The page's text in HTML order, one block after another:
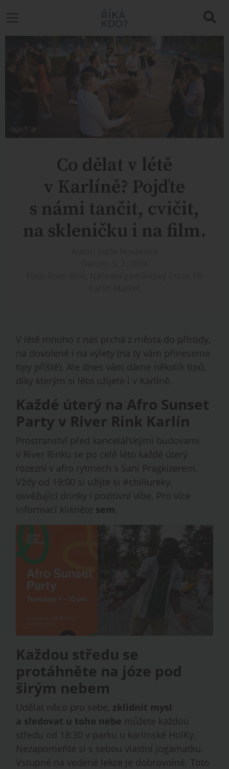
Co dělat v létě
v Karlíně? Pojďte
s námi tančit, cvičit,
na skleničku i na film.
V létě mnoho z nás prchá z města do přírody,
na dovolené i na výlety (na ty vám přineseme
tipy příště). Ale dnes vám dáme několik tipů,
díky kterým si léto užijete i v Karlíně.
Každé úterý na Afro Sunset
Party v River Rink Karlín
Prostranství před kancelářskými budovami
v River Rinku se po celé léto každé úterý
rozezní v afro rytmech s Sani Pragkizerem.
Vždy od 19:00 si užijte si #chillureky,
osvěžující drinky i pozitivní vibe. Pro více
informací klikněte sem.
Každou středu se
protáhněte na józe pod
širým nebem
Udělat něco pro sebe, zklidnit mysl
a sledovat u toho nebe můžete každou
středu od 18:30 v parku u karlínské HolKy.
Nezapomeňte si s sebou vlastní jogamatku.
Vstupné na vedené lekce je dobrovolné. Toto